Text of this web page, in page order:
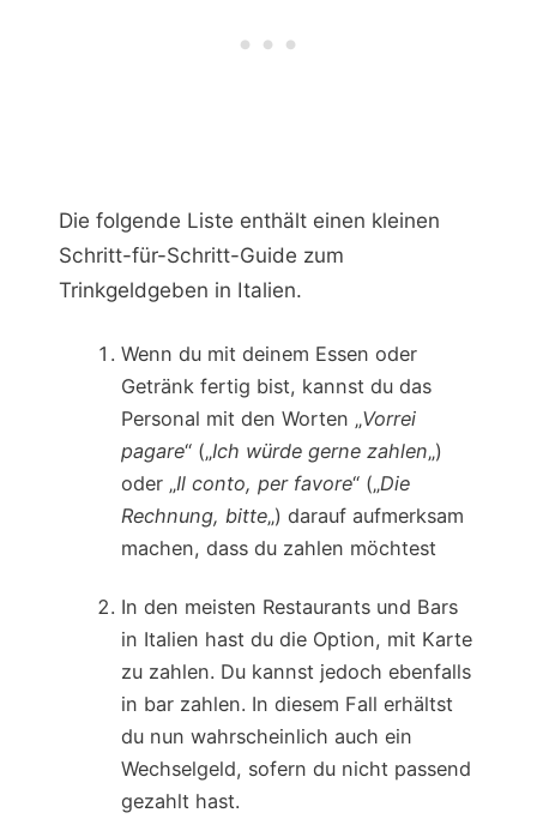
Die folgende Liste enthält einen kleinen
Schritt-für-Schritt-Guide zum
Trinkgeldgeben in Italien.
Wenn du mit deinem Essen oder
Getränk fertig bist, kannst du das
Personal mit den Worten „Vorrei
pagare“ („Ich würde gerne zahlen„)
oder „Il conto, per favore“ („Die
Rechnung, bitte„) darauf aufmerksam
machen, dass du zahlen möchtest
In den meisten Restaurants und Bars
in Italien hast du die Option, mit Karte
zu zahlen. Du kannst jedoch ebenfalls
in bar zahlen. In diesem Fall erhältst
du nun wahrscheinlich auch ein
Wechselgeld, sofern du nicht passend
gezahlt hast.